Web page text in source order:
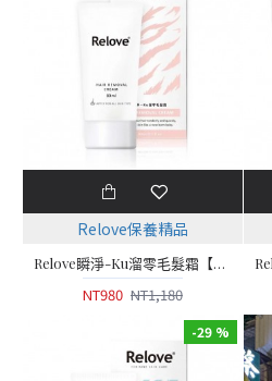
Relove保養精品
Relove瞬淨-Ku溜零毛髮霜【80ml】
NT980 NT1,180
-29 %